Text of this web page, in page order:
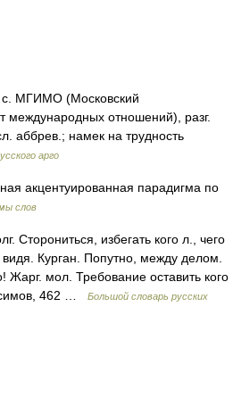
МГИМО (Московский
международных отношений), разг.
намек на трудность
арго
акцентуированная парадигма по
слов
Сторониться, избегать кого л., чего
Курган. Попутно, между делом.
мол. Требование оставить кого
462 …
Большой словарь русских